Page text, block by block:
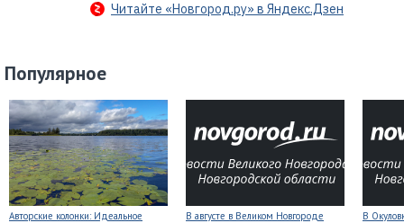
Читайте «Новгород.ру» в Яндекс.Дзен
Популярное
Авторские колонки: Идеальное
В августе в Великом Новгороде
В